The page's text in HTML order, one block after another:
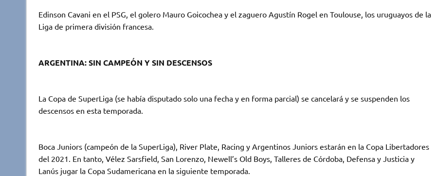
Edinson Cavani en el PSG, el golero Mauro Goicochea y el zaguero Agustín Rogel en Toulouse, los uruguayos de la
Liga de primera división francesa.
ARGENTINA: SIN CAMPEÓN Y SIN DESCENSOS
La Copa de SuperLiga (se había disputado solo una fecha y en forma parcial) se cancelará y se suspenden los
descensos en esta temporada.
Boca Juniors (campeón de la SuperLiga), River Plate, Racing y Argentinos Juniors estarán en la Copa Libertadores
del 2021. En tanto, Vélez Sarsfield, San Lorenzo, Newell’s Old Boys, Talleres de Córdoba, Defensa y Justicia y
Lanús jugar la Copa Sudamericana en la siguiente temporada.